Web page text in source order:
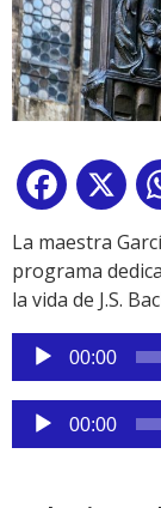
Facebook
X
La maestra
programa
la vida de J.S.
Reproductor
de
audio
00:00
Reproductor
de
00:00